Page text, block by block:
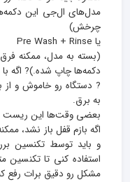
(بسته به مدل، ممکنه
اگه بازم قفل باز نشد،
استفاده کنی تا
مشکل رو دقیق برات رفع